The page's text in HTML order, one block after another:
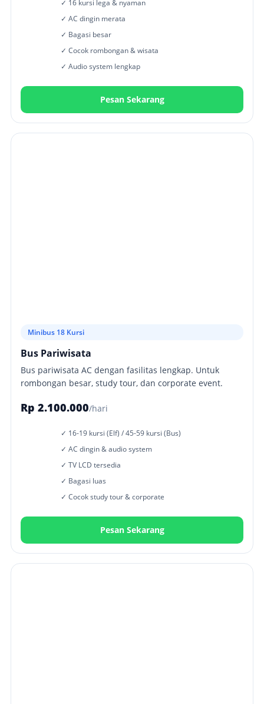
✓ 16 kursi lega & nyaman
✓ AC dingin merata
✓ Bagasi besar
✓ Cocok rombongan & wisata
✓ Audio system lengkap
Pesan Sekarang
Minibus 18 Kursi
Bus Pariwisata
Bus pariwisata AC dengan fasilitas lengkap. Untuk
rombongan besar, study tour, dan corporate event.
Rp 2.100.000/hari
✓ 16-19 kursi (Elf) / 45-59 kursi (Bus)
✓ AC dingin & audio system
✓ TV LCD tersedia
✓ Bagasi luas
✓ Cocok study tour & corporate
Pesan Sekarang